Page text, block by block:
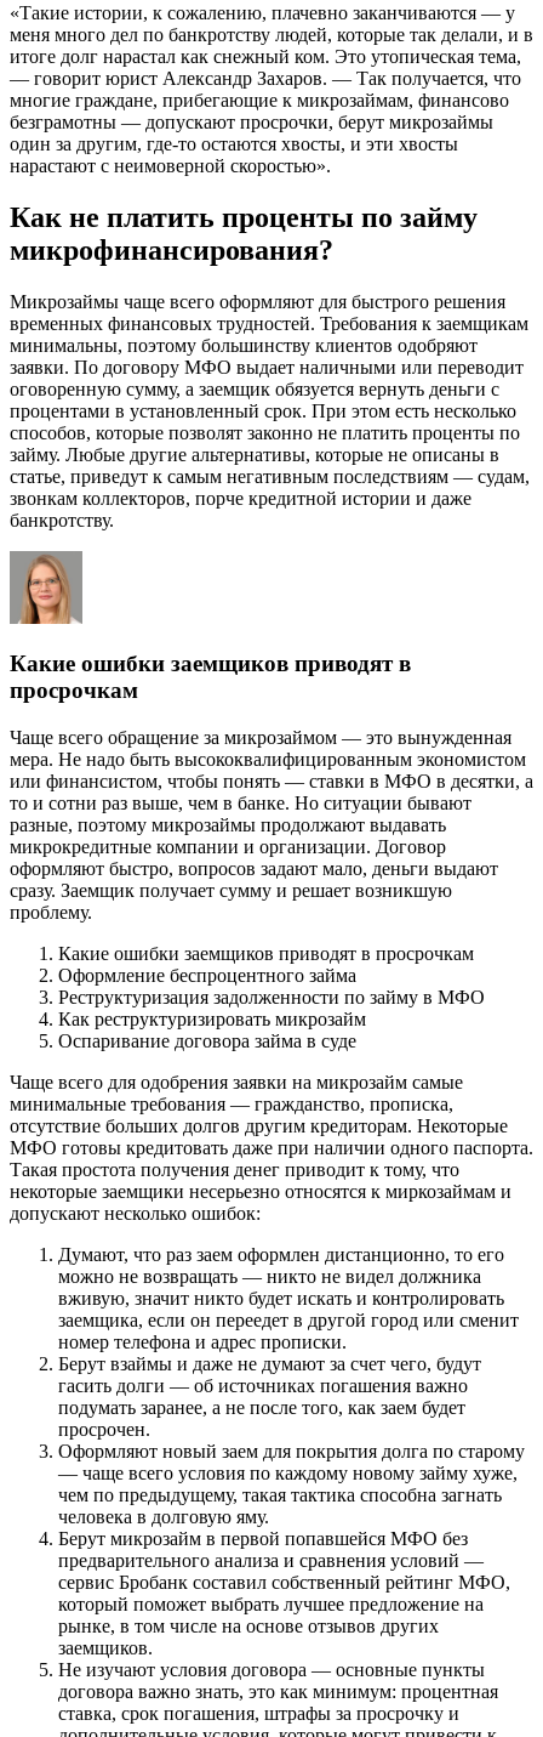
«Такие истории, к сожалению, плачевно заканчиваются — у
меня много дел по банкротству людей, которые так делали, и в
итоге долг нарастал как снежный ком. Это утопическая тема,
— говорит юрист Александр Захаров. — Так получается, что
многие граждане, прибегающие к микрозаймам, финансово
безграмотны — допускают просрочки, берут микрозаймы
один за другим, где-то остаются хвосты, и эти хвосты
нарастают с неимоверной скоростью».
Как не платить проценты по займу
микрофинансирования?
Микрозаймы чаще всего оформляют для быстрого решения
временных финансовых трудностей. Требования к заемщикам
минимальны, поэтому большинству клиентов одобряют
заявки. По договору МФО выдает наличными или переводит
оговоренную сумму, а заемщик обязуется вернуть деньги с
процентами в установленный срок. При этом есть несколько
способов, которые позволят законно не платить проценты по
займу. Любые другие альтернативы, которые не описаны в
статье, приведут к самым негативным последствиям — судам,
звонкам коллекторов, порче кредитной истории и даже
банкротству.
Какие ошибки заемщиков приводят в
просрочкам
Чаще всего обращение за микрозаймом — это вынужденная
мера. Не надо быть высококвалифицированным экономистом
или финансистом, чтобы понять — ставки в МФО в десятки, а
то и сотни раз выше, чем в банке. Но ситуации бывают
разные, поэтому микрозаймы продолжают выдавать
микрокредитные компании и организации. Договор
оформляют быстро, вопросов задают мало, деньги выдают
сразу. Заемщик получает сумму и решает возникшую
проблему.
Какие ошибки заемщиков приводят в просрочкам
Оформление беспроцентного займа
Реструктуризация задолженности по займу в МФО
Как реструктуризировать микрозайм
Оспаривание договора займа в суде
Чаще всего для одобрения заявки на микрозайм самые
минимальные требования — гражданство, прописка,
отсутствие больших долгов другим кредиторам. Некоторые
МФО готовы кредитовать даже при наличии одного паспорта.
Такая простота получения денег приводит к тому, что
некоторые заемщики несерьезно относятся к миркозаймам и
допускают несколько ошибок:
Думают, что раз заем оформлен дистанционно, то его
можно не возвращать — никто не видел должника
вживую, значит никто будет искать и контролировать
заемщика, если он переедет в другой город или сменит
номер телефона и адрес прописки.
Берут взаймы и даже не думают за счет чего, будут
гасить долги — об источниках погашения важно
подумать заранее, а не после того, как заем будет
просрочен.
Оформляют новый заем для покрытия долга по старому
— чаще всего условия по каждому новому займу хуже,
чем по предыдущему, такая тактика способна загнать
человека в долговую яму.
Берут микрозайм в первой попавшейся МФО без
предварительного анализа и сравнения условий —
сервис Бробанк составил собственный рейтинг МФО,
который поможет выбрать лучшее предложение на
рынке, в том числе на основе отзывов других
заемщиков.
Не изучают условия договора — основные пункты
договора важно знать, это как минимум: процентная
ставка, срок погашения, штрафы за просрочку и